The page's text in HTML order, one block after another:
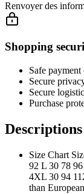
Renvoyer des
Shopping
Safe payment
Secure
Secure
Purchase
Descriptions
Size Chart
92 L 30 78
4XL 30 94
than